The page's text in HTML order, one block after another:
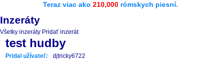
Teraz viac ako 210,000 rómskych piesní.
Inzeráty
Všetky inzeráty Pridať inzerát
test hudby
Pridal užívateľ: djtricky6722